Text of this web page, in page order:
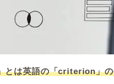
は英語の「criterion」の